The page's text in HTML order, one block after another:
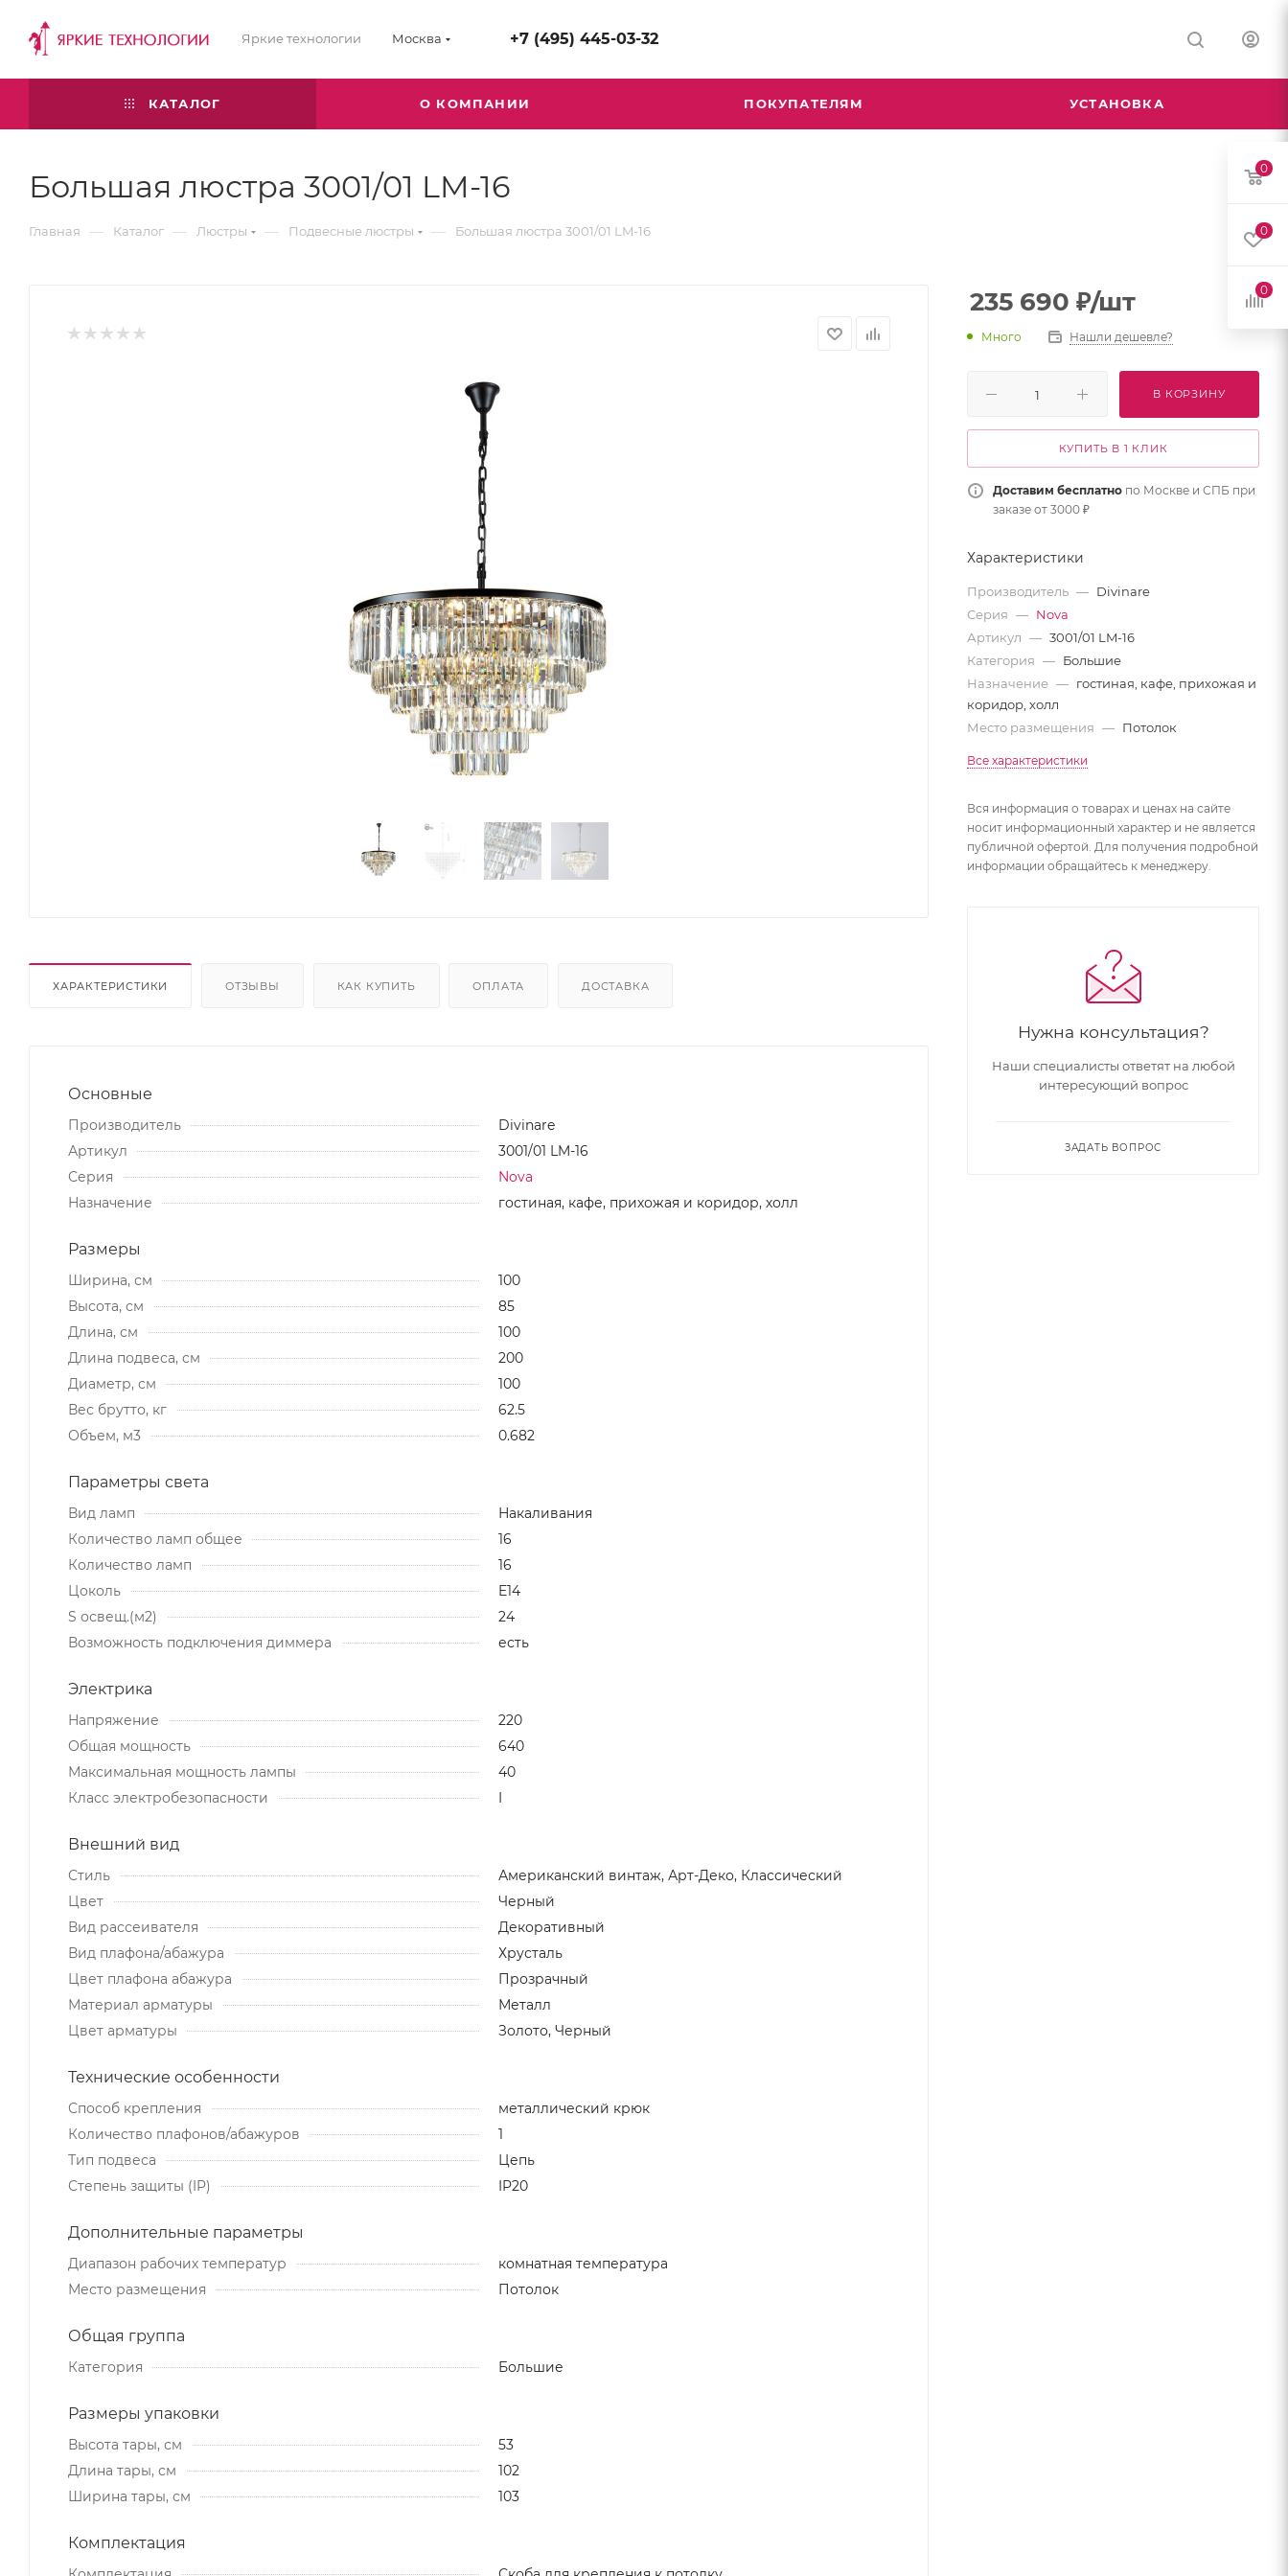
Яркие технологии Москва +7 (495) 445-03-32
КАТАЛОГ О КОМПАНИИ ПОКУПАТЕЛЯМ УСТАНОВКА
Большая люстра 3001/01 LM-16
Главная — Каталог — Люстры — Подвесные люстры — Большая люстра 3001/01 LM-16
ХАРАКТЕРИСТИКИ ОТЗЫВЫ КАК КУПИТЬ ОПЛАТА ДОСТАВКА
Основные
Производитель
Divinare
Артикул
3001/01 LM-16
Серия
Nova
Назначение
гостиная, кафе, прихожая и коридор, холл
Размеры
Ширина, см
100
Высота, см
85
Длина, см
100
Длина подвеса, см
200
Диаметр, см
100
Вес брутто, кг
62.5
Объем, м3
0.682
Параметры света
Вид ламп
Накаливания
Количество ламп общее
16
Количество ламп
16
Цоколь
E14
S освещ.(м2)
24
Возможность подключения диммера
есть
Электрика
Напряжение
220
Общая мощность
640
Максимальная мощность лампы
40
Класс электробезопасности
I
Внешний вид
Стиль
Американский винтаж, Арт-Деко, Классический
Цвет
Черный
Вид рассеивателя
Декоративный
Вид плафона/абажура
Хрусталь
Цвет плафона абажура
Прозрачный
Материал арматуры
Металл
Цвет арматуры
Золото, Черный
Технические особенности
Способ крепления
металлический крюк
Количество плафонов/абажуров
1
Тип подвеса
Цепь
Степень защиты (IP)
IP20
Дополнительные параметры
Диапазон рабочих температур
комнатная температура
Место размещения
Потолок
Общая группа
Категория Большие
Размеры упаковки
Высота тары, см
53
Длина тары, см
102
Ширина тары, см
103
Комплектация
235 690 ₽/шт
Много Нашли дешевле?
В КОРЗИНУ
КУПИТЬ В 1 КЛИК
Доставим бесплатно по Москве и СПБ при
заказе от 3000 ₽
Характеристики
Производитель — Divinare
Серия — Nova
Артикул — 3001/01 LM-16
Категория — Большие
Назначение — гостиная, кафе, прихожая и
коридор, холл
Место размещения — Потолок
Все характеристики
Вся информация о товарах и ценах на сайте
носит информационный характер и не является
публичной офертой. Для получения подробной
информации обращайтесь к менеджеру.
Нужна консультация?
Наши специалисты ответят на любой
интересующий вопрос
ЗАДАТЬ ВОПРОС
0
0
0